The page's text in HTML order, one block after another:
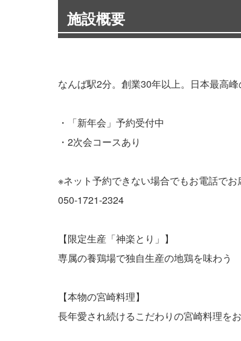
施設概要
なんば駅2分。創業30年以上。日本最高峰
・「新年会」予約受付中
・2次会コースあり
※ネット予約できない場合でもお電話でお
050-1721-2324
【限定生産「神楽とり」】
専属の養鶏場で独自生産の地鶏を味わう
【本物の宮崎料理】
長年愛され続けるこだわりの宮崎料理を